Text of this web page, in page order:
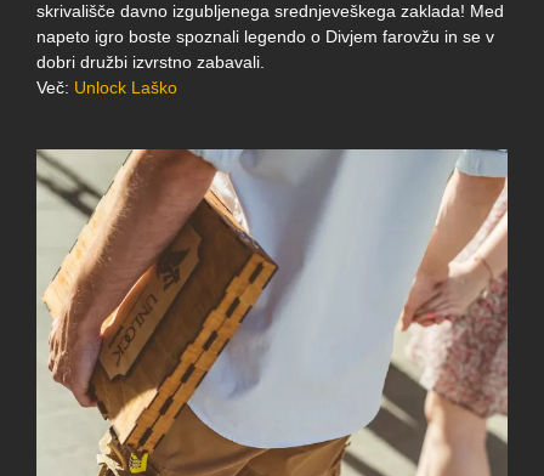
skrivališče davno izgubljenega srednjeveškega zaklada! Med
napeto igro boste spoznali legendo o Divjem farovžu in se v
dobri družbi izvrstno zabavali.
Več: Unlock Laško